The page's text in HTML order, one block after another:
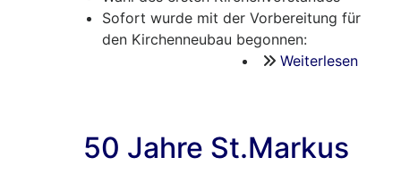
Sofort wurde mit der Vorbereitung für
den Kirchenneubau begonnen:
Weiterlesen
50 Jahre St.Markus